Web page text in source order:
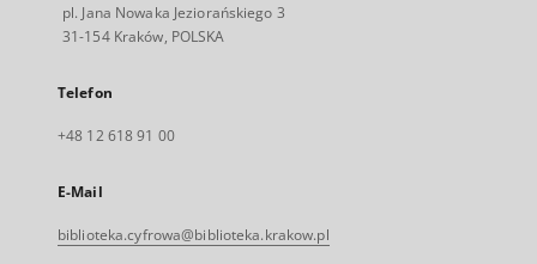
pl. Jana Nowaka Jeziorańskiego 3
31-154 Kraków, POLSKA
Telefon
+48 12 618 91 00
E-Mail
biblioteka.cyfrowa@biblioteka.krakow.pl